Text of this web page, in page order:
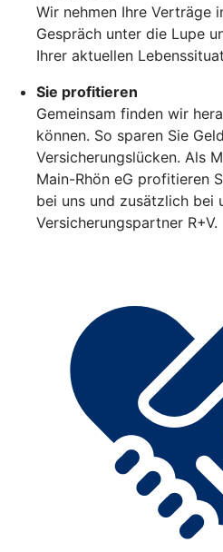
Wir nehmen Ihre Verträge
Gespräch unter die Lupe
Ihrer aktuellen
Sie profitieren
Gemeinsam finden wir
können. So sparen Sie
Versicherungslücken. Als
Main-Rhön eG profitieren
bei uns und zusätzlich bei
Versicherungspartner R+V.